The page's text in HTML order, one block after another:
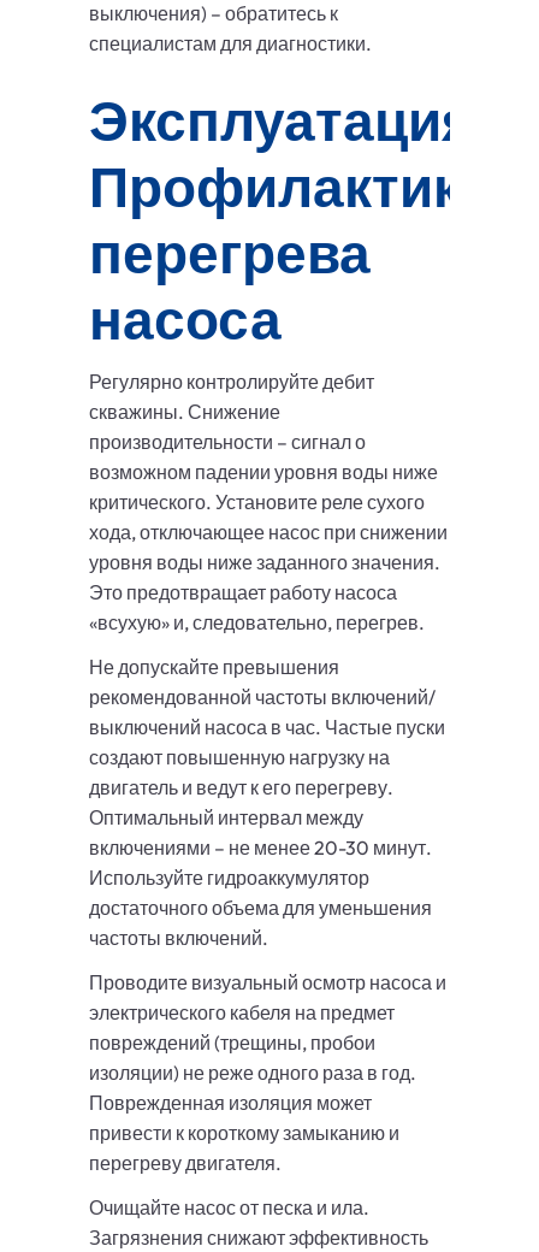
выключения) – обратитесь к
специалистам для диагностики.
Эксплуатация:
Профилактика
перегрева
насоса
Регулярно контролируйте дебит
скважины. Снижение
производительности – сигнал о
возможном падении уровня воды ниже
критического. Установите реле сухого
хода, отключающее насос при снижении
уровня воды ниже заданного значения.
Это предотвращает работу насоса
«всухую» и, следовательно, перегрев.
Не допускайте превышения
рекомендованной частоты включений/
выключений насоса в час. Частые пуски
создают повышенную нагрузку на
двигатель и ведут к его перегреву.
Оптимальный интервал между
включениями – не менее 20-30 минут.
Используйте гидроаккумулятор
достаточного объема для уменьшения
частоты включений.
Проводите визуальный осмотр насоса и
электрического кабеля на предмет
повреждений (трещины, пробои
изоляции) не реже одного раза в год.
Поврежденная изоляция может
привести к короткому замыканию и
перегреву двигателя.
Очищайте насос от песка и ила.
Загрязнения снижают эффективность